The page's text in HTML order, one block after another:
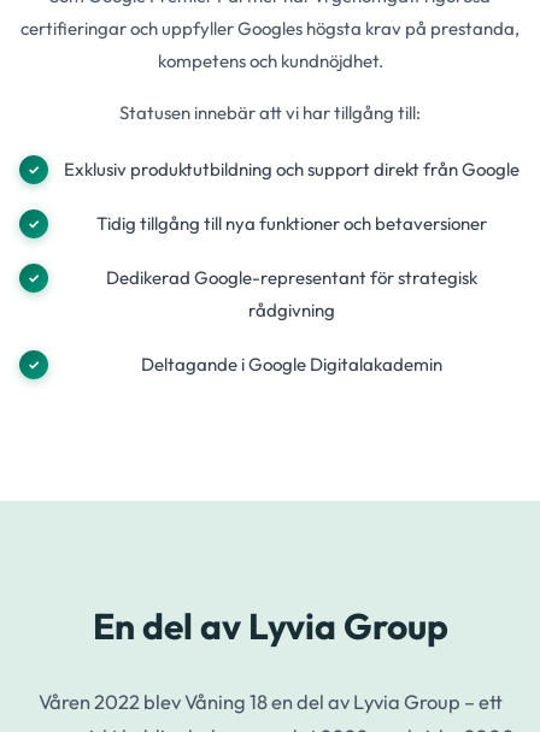
certifieringar och uppfyller Googles högsta krav på prestanda,
kompetens och kundnöjdhet.
Statusen innebär att vi har tillgång till:
Exklusiv produktutbildning och support direkt från Google
Tidig tillgång till nya funktioner och betaversioner
Dedikerad Google-representant för strategisk
rådgivning
Deltagande i Google Digitalakademin
En del av Lyvia Group
Våren 2022 blev Våning 18 en del av Lyvia Group – ett